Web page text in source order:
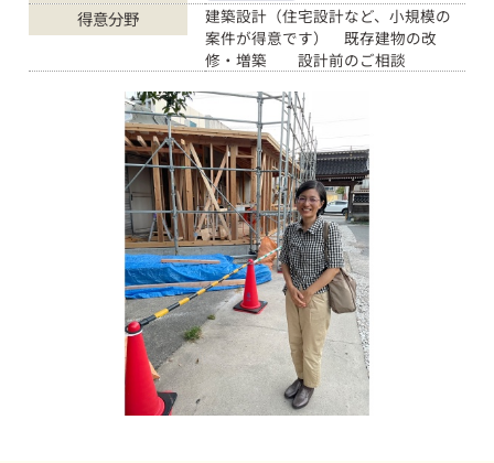
得意分野
建築設計（住宅設計など、小規模の
案件が得意です） 既存建物の改
修・増築 設計前のご相談